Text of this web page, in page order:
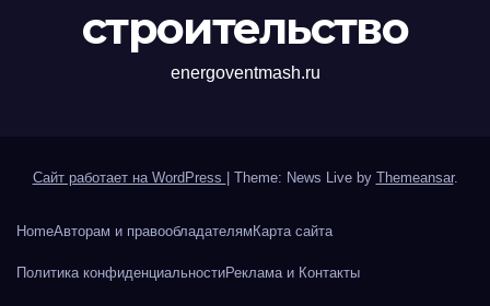
строительство
energoventmash.ru
Сайт работает на WordPress Theme: News Live by Themeansar.
HomeАвторам и правообладателямКарта сайта
Политика конфиденциальностиРеклама и Контакты